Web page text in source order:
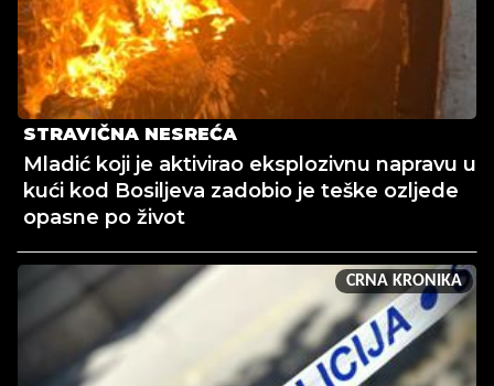
STRAVIČNA NESREĆA
Mladić koji je aktivirao eksplozivnu napravu u
kući kod Bosiljeva zadobio je teške ozljede
opasne po život
CRNA KRONIKA